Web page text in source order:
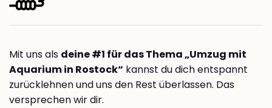
Mit uns als deine #1 für das Thema „Umzug mit
Aquarium in Rostock“ kannst du dich entspannt
zurücklehnen und uns den Rest überlassen. Das
versprechen wir dir.